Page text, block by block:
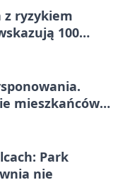
z ryzykiem
100
mieszkańców
Park
nie